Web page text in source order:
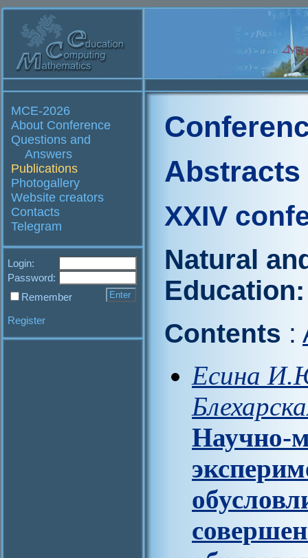
MCE-2026
About Conference
Questions and
Answers
Publications
Photogallery
Website creators
Contacts
Telegram
Login:
Password:
Remember
Register
Abstracts
XXIV
Natural
Contents :
Есина
Научно-